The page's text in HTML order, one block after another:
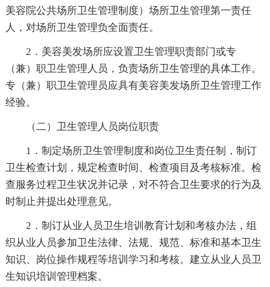
美容院公共场所卫生管理制度）场所卫生管理第一责任
人，对场所卫生管理负全面责任。
2．美容美发场所应设置卫生管理职责部门或专
（兼）职卫生管理人员，负责场所卫生管理的具体工作。
专（兼）职卫生管理员应具有美容美发场所卫生管理工作
经验。
（二）卫生管理人员岗位职责
1．制定场所卫生管理制度和岗位卫生责任制，制订
卫生检查计划，规定检查时间、检查项目及考核标准。检
查服务过程卫生状况并记录，对不符合卫生要求的行为及
时制止并提出处理意见。
2．制订从业人员卫生培训教育计划和考核办法，组
织从业人员参加卫生法律、法规、规范、标准和基本卫生
知识、岗位操作规程等培训学习和考核。建立从业人员卫
生知识培训管理档案。